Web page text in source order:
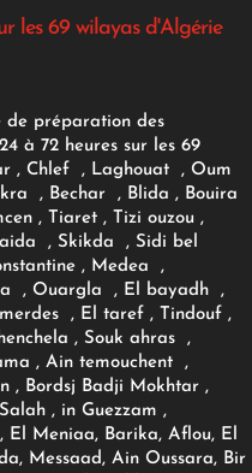
les 69 wilayas d'Algérie
de préparation des
à 72 heures sur les 69
, Chlef , Laghouat , Oum
, Bechar , Blida , Bouira
, Tiaret , Tizi ouzou ,
, Skikda , Sidi bel
, Medea ,
, Ouargla , El bayadh ,
, El taref , Tindouf ,
, Souk ahras ,
, Ain temouchent ,
, Bordsj Badji Mokhtar ,
, in Guezzam ,
El Meniaa, Barika, Aflou, El
Messaad, Ain Oussara, Bir